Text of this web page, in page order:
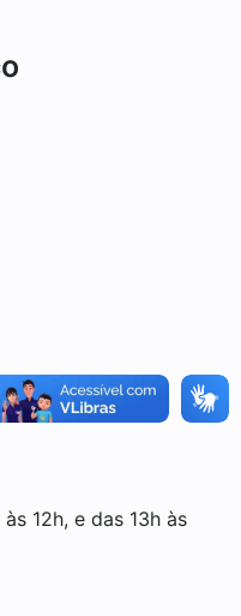
12h, e das 13h às